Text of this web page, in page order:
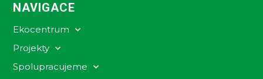
NAVIGACE
Ekocentrum
Projekty
Spolupracujeme